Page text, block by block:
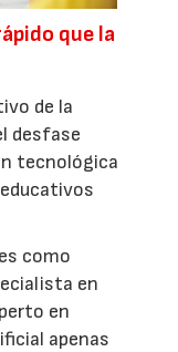
que la
de la
desfase
tecnológica
como
en
en
apenas